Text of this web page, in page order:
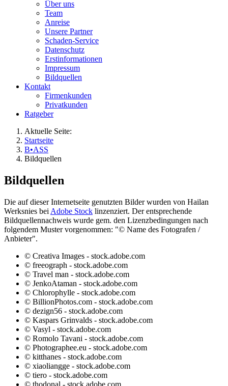
Über uns
Team
Anreise
Unsere Partner
Schaden-Service
Datenschutz
Erstinformationen
Impressum
Bildquellen
Kontakt
Firmenkunden
Privatkunden
Ratgeber
Aktuelle Seite:
Startseite
B•ASS
Bildquellen
Bildquellen
Die auf dieser Internetseite genutzten Bilder wurden von Hailan
Werksnies bei Adobe Stock linzenziert. Der entsprechende
Bildquellennachweis wurde gem. den Lizenzbedingungen nach
folgendem Muster vorgenommen: "© Name des Fotografen /
Anbieter".
© Creativa Images - stock.adobe.com
© freeograph - stock.adobe.com
© Travel man - stock.adobe.com
© JenkoAtaman - stock.adobe.com
© Chlorophylle - stock.adobe.com
© BillionPhotos.com - stock.adobe.com
© dezign56 - stock.adobe.com
© Kaspars Grinvalds - stock.adobe.com
© Vasyl - stock.adobe.com
© Romolo Tavani - stock.adobe.com
© Photographee.eu - stock.adobe.com
© kitthanes - stock.adobe.com
© xiaoliangge - stock.adobe.com
© tiero - stock.adobe.com
© thodonal - stock.adobe.com